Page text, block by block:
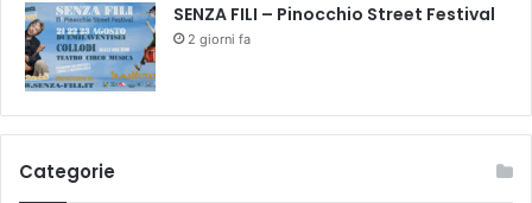
SENZA FILI – Pinocchio Street Festival
2 giorni fa
Categorie